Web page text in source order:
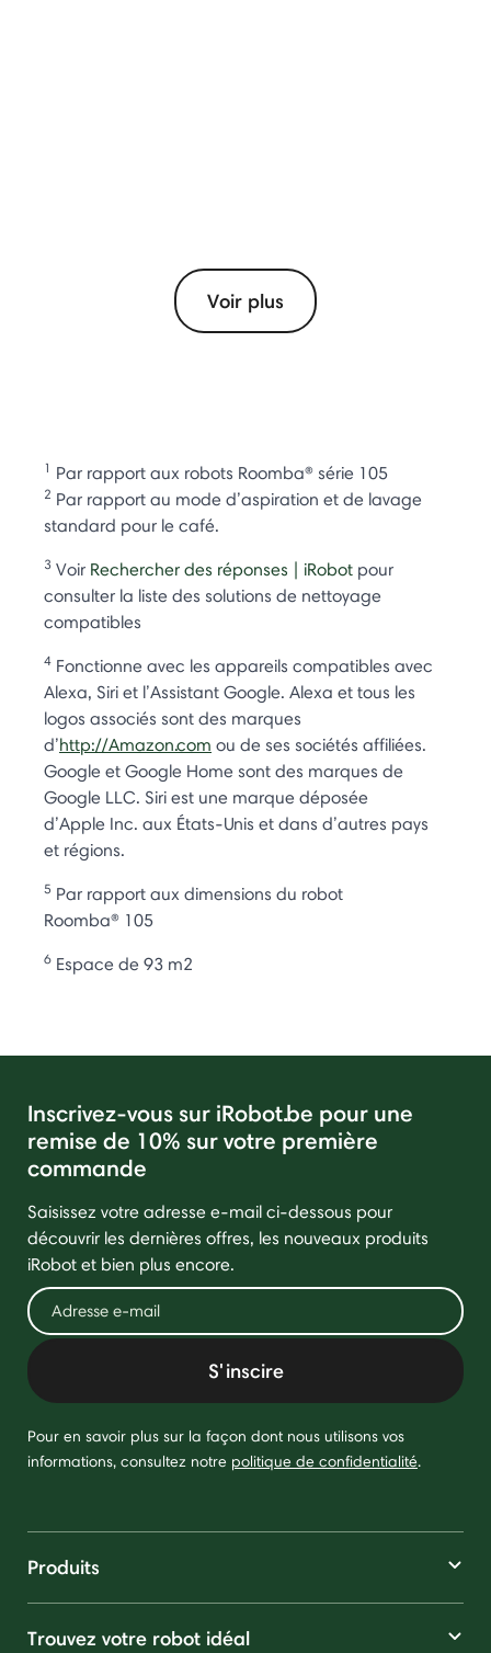
Voir plus
1 Par rapport aux robots Roomba® série 105
2 Par rapport au mode d’aspiration et de lavage
standard pour le café.
3 Voir Rechercher des réponses | iRobot pour
consulter la liste des solutions de nettoyage
compatibles
4 Fonctionne avec les appareils compatibles avec
Alexa, Siri et l’Assistant Google. Alexa et tous les
logos associés sont des marques
d’http://Amazon.com ou de ses sociétés affiliées.
Google et Google Home sont des marques de
Google LLC. Siri est une marque déposée
d’Apple Inc. aux États-Unis et dans d’autres pays
et régions.
5 Par rapport aux dimensions du robot
Roomba® 105
6 Espace de 93 m2
Inscrivez-vous sur iRobot.be pour une
remise de 10% sur votre première
commande
Saisissez votre adresse e-mail ci-dessous pour
découvrir les dernières offres, les nouveaux produits
iRobot et bien plus encore.
S'inscire
Pour en savoir plus sur la façon dont nous utilisons vos
informations, consultez notre politique de confidentialité.
Produits
Trouvez votre robot idéal